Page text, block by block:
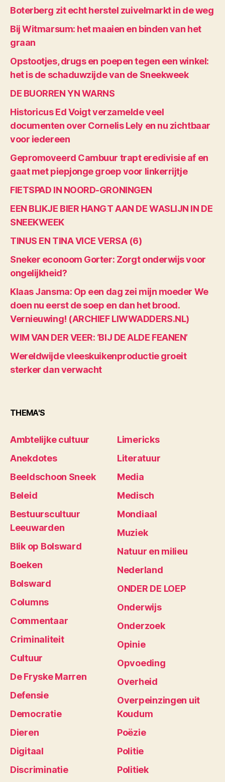
Boterberg zit echt herstel zuivelmarkt in de weg
Bij Witmarsum: het maaien en binden van het
graan
Opstootjes, drugs en poepen tegen een winkel:
het is de schaduwzijde van de Sneekweek
DE BUORREN YN WARNS
Historicus Ed Voigt verzamelde veel
documenten over Cornelis Lely en nu zichtbaar
voor iedereen
Gepromoveerd Cambuur trapt eredivisie af en
gaat met piepjonge groep voor linkerrijtje
FIETSPAD IN NOORD-GRONINGEN
EEN BLIKJE BIER HANGT AAN DE WASLIJN IN DE
SNEEKWEEK
TINUS EN TINA VICE VERSA (6)
Sneker econoom Gorter: Zorgt onderwijs voor
ongelijkheid?
Klaas Jansma: Op een dag zei mijn moeder We
doen nu eerst de soep en dan het brood.
Vernieuwing! (ARCHIEF LIWWADDERS.NL)
WIM VAN DER VEER: ‘BIJ DE ALDE FEANEN’
Wereldwijde vleeskuikenproductie groeit
sterker dan verwacht
THEMA'S
Ambtelijke cultuur
Anekdotes
Beeldschoon Sneek
Beleid
Bestuurscultuur
Leeuwarden
Blik op Bolsward
Boeken
Bolsward
Columns
Commentaar
Criminaliteit
Cultuur
De Fryske Marren
Defensie
Democratie
Dieren
Digitaal
Discriminatie
Limericks
Literatuur
Media
Medisch
Mondiaal
Muziek
Natuur en milieu
Nederland
ONDER DE LOEP
Onderwijs
Onderzoek
Opinie
Opvoeding
Overheid
Overpeinzingen uit
Koudum
Poëzie
Politie
Politiek